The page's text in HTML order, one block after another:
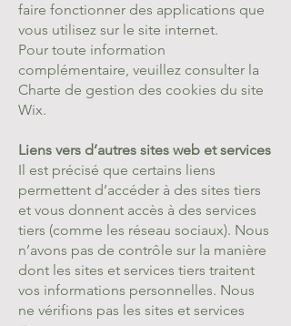
faire fonctionner des applications que
vous utilisez sur le site internet.
Pour toute information
complémentaire, veuillez consulter la
Charte de gestion des cookies du site
Wix.
Liens vers d’autres sites web et services
Il est précisé que certains liens
permettent d’accéder à des sites tiers
et vous donnent accès à des services
tiers (comme les réseau sociaux). Nous
n’avons pas de contrôle sur la manière
dont les sites et services tiers traitent
vos informations personnelles. Nous
ne vérifions pas les sites et services